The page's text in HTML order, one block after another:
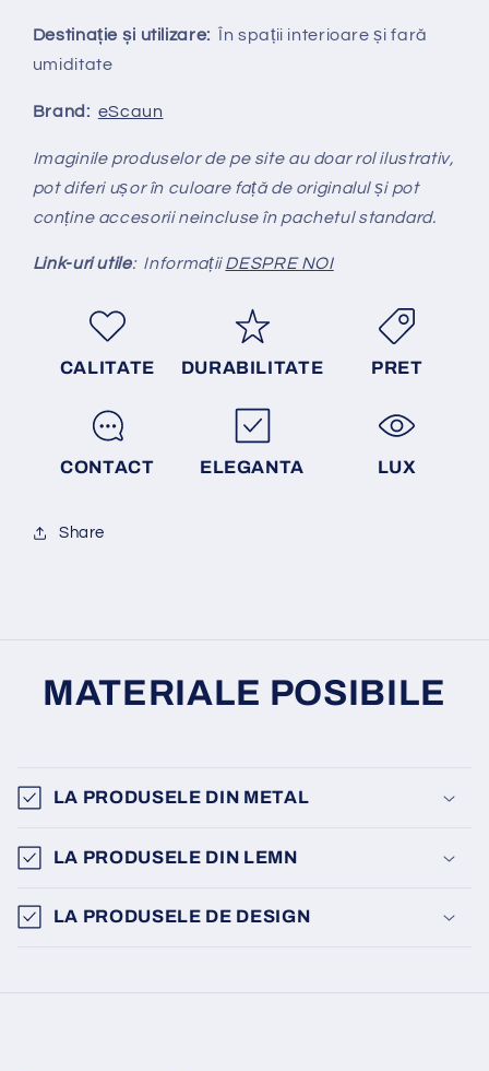
Destinație și utilizare: În spații interioare și fară
umiditate
Brand: eScaun
Imaginile produselor de pe site au doar rol ilustrativ,
pot diferi ușor în culoare față de originalul și pot
conține accesorii neincluse în pachetul standard.
Link-uri utile: InformațiiDESPRE NOI
CALITATE DURABILITATE PRET
CONTACT ELEGANTA LUX
Share
MATERIALE POSIBILE
LA PRODUSELE DIN METAL
LA PRODUSELE DIN LEMN
LA PRODUSELE DE DESIGN